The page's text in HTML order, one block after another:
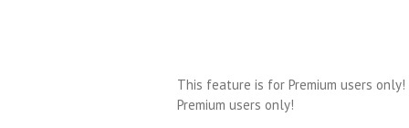
This feature is for Premium users only!
Premium users only!